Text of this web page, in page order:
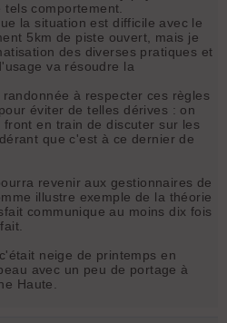
comportement.
la situation est difficile avec le
5km de piste ouvert, mais je
des diverses pratiques et
va résoudre la
à respecter ces règles
éviter de telles dérives : on
en train de discuter sur les
que c'est à ce dernier de
revenir aux gestionnaires de
illustre exemple de la théorie
communique au moins dix fois
neige de printemps en
avec un peu de portage à
Haute.